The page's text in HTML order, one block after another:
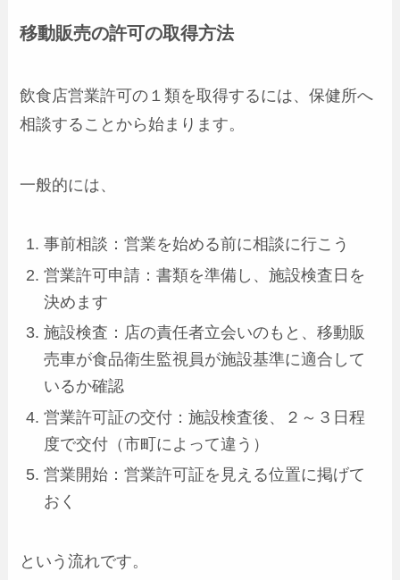
移動販売の許可の取得方法
飲食店営業許可の１類を取得するには、保健所へ
相談することから始まります。
一般的には、
事前相談：営業を始める前に相談に行こう
営業許可申請：書類を準備し、施設検査日を
決めます
施設検査：店の責任者立会いのもと、移動販
売車が食品衛生監視員が施設基準に適合して
いるか確認
営業許可証の交付：施設検査後、２～３日程
度で交付（市町によって違う）
営業開始：営業許可証を見える位置に掲げて
おく
という流れです。